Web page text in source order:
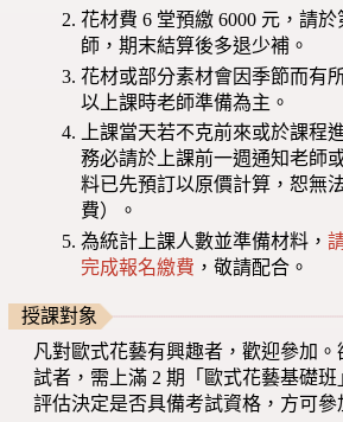
花材費 6 堂預繳 6000 元，請
師，期末結算後多退少補。
花材或部分素材會因季節而有
以上課時老師準備為主。
上課當天若不克前來或於課程
務必請於上課前一週通知老師
料已先預訂以原價計算，恕無
費）。
為統計上課人數並準備材料，
完成報名繳費 ，敬請配合。
授課對象
凡對歐式花藝有興趣者，歡迎參加
試者，需上滿 2 期「歐式花藝基礎
評估決定是否具備考試資格，方可參